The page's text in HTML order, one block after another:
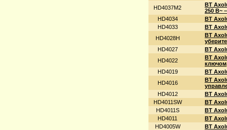
HD4037M2
BT
250 В~
HD4034
BT
HD4033
BT
HD4028H
BT
HD4027
BT
HD4022
BT
HD4019
BT
HD4016
BT
HD4012
BT
HD4011SW
BT
HD4011S
BT
HD4011
BT
HD4005W
BT